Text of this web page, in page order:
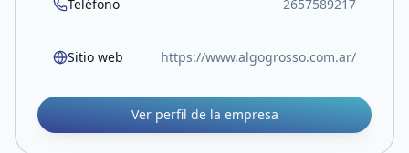
Teléfono 2657589217
Sitio web https://www.algogrosso.com.ar/
Ver perfil de la empresa